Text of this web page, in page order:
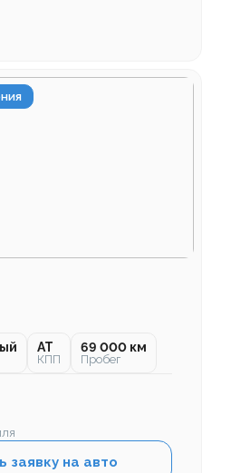
AT
КПП
69 000 км
Пробег
заявку на авто